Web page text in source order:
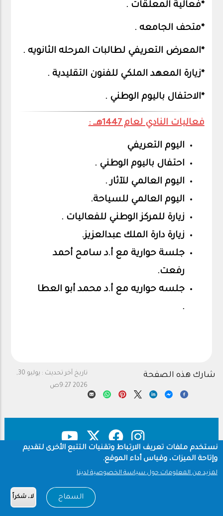
*فعالية المعلقات .
*متحف الجامعه .
*المعرض التعريفي لطالبات المرحله الثانويه .
*زيارة المعهد الملكي للفنون التقليدية .
*الاحتفال باليوم الوطني .
فعاليات النادي لعام 1447هــ :
اليوم التعريفي
احتفال باليوم الوطني .
اليوم العالمي للآثار .
اليوم العالمي للسياحة.
زيارة للمركز الوطني للفعاليات .
زيارة دارة الملك عبدالعزيز.
جلسة حوارية مع أ.د سامح أحمد
رفعت.
جلسه حواريه مع أ.د محمد أبو العطا
.
تاريخ آخر تحديث :
يوليو 30,
2026 9:27ص
شارك هذه الصفحة
Footer
نستخدم ملفات تعريف الارتباط وتقنيات التتبع الأخرى لتقديم
وإتاحة الميزات، وقياس أداء الموقع.
لمزيد من المعلومات حول سياسة الخصوصية لدينا
السماح لا، شكراً